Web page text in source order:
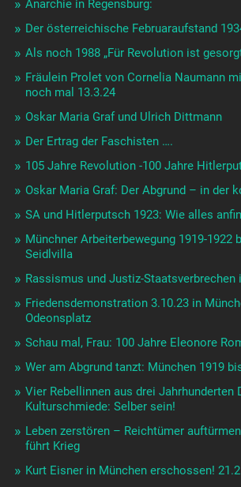
Anarchie in Regensburg:
Der österreichische Februaraufstand
Als noch 1988 „Für Revolution ist
Fräulein Prolet von Cornelia Naumann
noch mal 13.3.24
Oskar Maria Graf und Ulrich Dittmann
Der Ertrag der Faschisten ….
105 Jahre Revolution -100 Jahre
Oskar Maria Graf: Der Abgrund – in der
SA und Hitlerputsch 1923: Wie alles
Münchner Arbeiterbewegung 1919-1922
Seidlvilla
Rassismus und Justiz-Staatsverbrechen
Friedensdemonstration 3.10.23 in
Odeonsplatz
Schau mal, Frau: 100 Jahre Eleonore
Wer am Abgrund tanzt: München 1919
Vier Rebellinnen aus drei Jahrhunderten
Kulturschmiede: Selber sein!
Leben zerstören – Reichtümer
führt Krieg
Kurt Eisner in München erschossen!